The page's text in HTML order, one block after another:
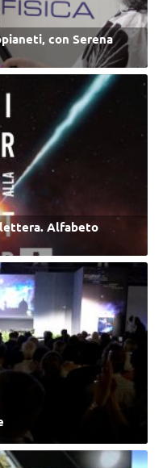
con Serena
lettera. Alfabeto